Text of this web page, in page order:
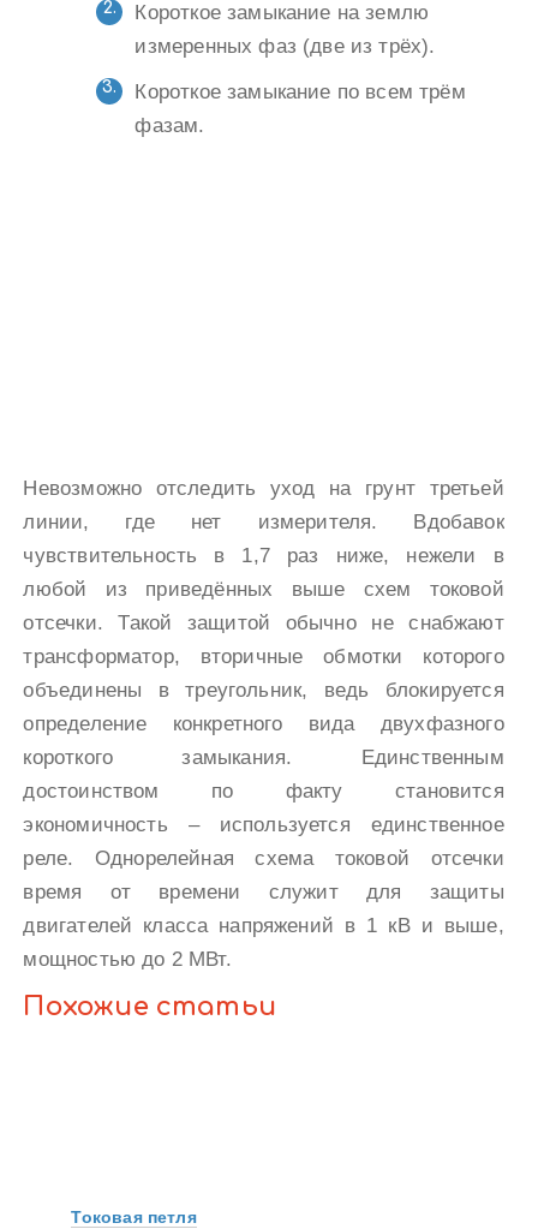
Короткое замыкание на землю
измеренных фаз (две из трёх).
Короткое замыкание по всем трём
фазам.
Невозможно отследить уход на грунт третьей
линии, где нет измерителя. Вдобавок
чувствительность в 1,7 раз ниже, нежели в
любой из приведённых выше схем токовой
отсечки. Такой защитой обычно не снабжают
трансформатор, вторичные обмотки которого
объединены в треугольник, ведь блокируется
определение конкретного вида двухфазного
короткого замыкания. Единственным
достоинством по факту становится
экономичность – используется единственное
реле. Однорелейная схема токовой отсечки
время от времени служит для защиты
двигателей класса напряжений в 1 кВ и выше,
мощностью до 2 МВт.
Похожие статьи
Токовая петля